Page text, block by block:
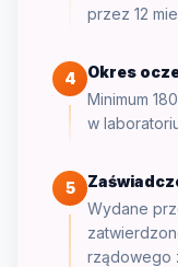
przez 12
4
Okres
Minimum
w
5
Wydane
rządowego